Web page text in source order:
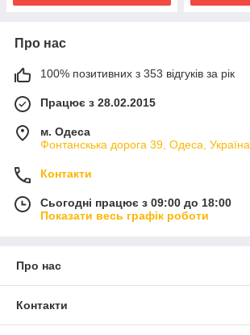
Про нас
100% позитивних з 353 відгуків за рік
Працює з 28.02.2015
м. Одеса
Фонтанскька дорога 39, Одеса, Україна
Контакти
Сьогодні працює з 09:00 до 18:00
Показати весь графік роботи
Про нас
Контакти